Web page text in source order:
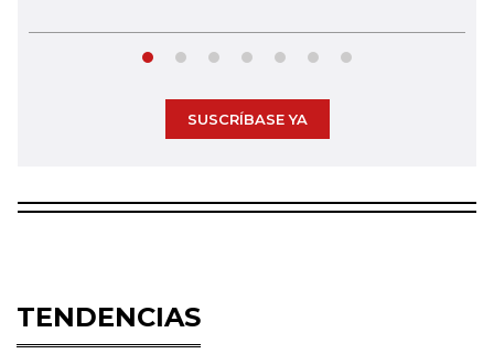
SUSCRÍBASE YA
TENDENCIAS